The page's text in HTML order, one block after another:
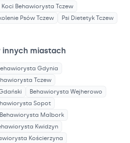
Koci Behawiorysta Tczew
Psów Tczew Psi Dietetyk Tczew
miastach
Gdynia
Tczew
Behawiorysta Wejherowo
Sopot
Behawiorysta Malbork
Kwidzyn
Kościerzyna